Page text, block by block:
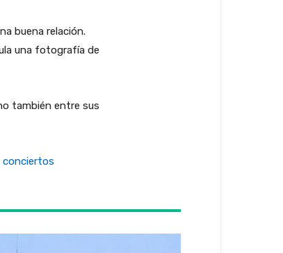
buena relación.
una fotografía de
también entre sus
conciertos